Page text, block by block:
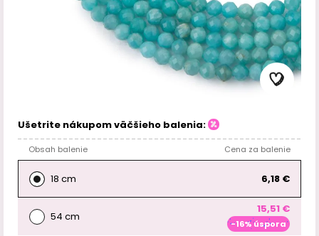
Ušetrite nákupom väčšieho balenia:
Obsah balenie Cena za balenie
18 cm 6,18 €
54 cm
15,51 €
-16% úspora